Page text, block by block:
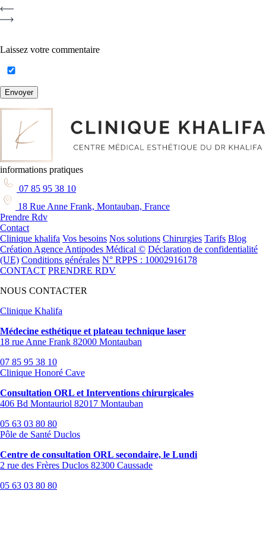
Laissez votre commentaire
Envoyer
informations pratiques
07 85 95 38 10
18 Rue Anne Frank, Montauban, France
Prendre Rdv
Contact
Clinique khalifa Vos besoins Nos solutions Chirurgies Tarifs Blog
Création Agence Antipodes Médical © Déclaration de confidentialité
(UE) Conditions générales N° RPPS : 10002916178
CONTACT PRENDRE RDV
NOUS CONTACTER
Clinique Khalifa
Médecine esthétique et plateau technique laser
18 rue Anne Frank 82000 Montauban
07 85 95 38 10
Clinique Honoré Cave
Consultation ORL et Interventions chirurgicales
406 Bd Montauriol 82017 Montauban
05 63 03 80 80
Pôle de Santé Duclos
Centre de consultation ORL secondaire, le Lundi
2 rue des Frères Duclos 82300 Caussade
05 63 03 80 80